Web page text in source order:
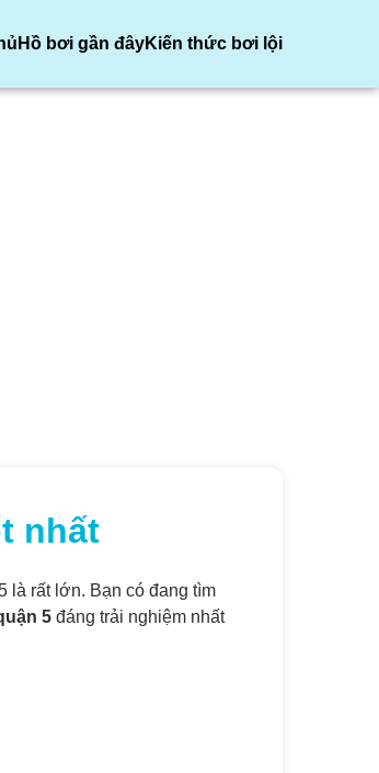
Hồ bơi gần đâyKiến thức bơi lội
nhất
là rất lớn. Bạn có đang tìm
5 đáng trải nghiệm nhất